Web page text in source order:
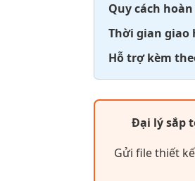
Quy cách
Thời gian giao
Hỗ trợ kèm
Đại lý sắp
Gửi file thiết